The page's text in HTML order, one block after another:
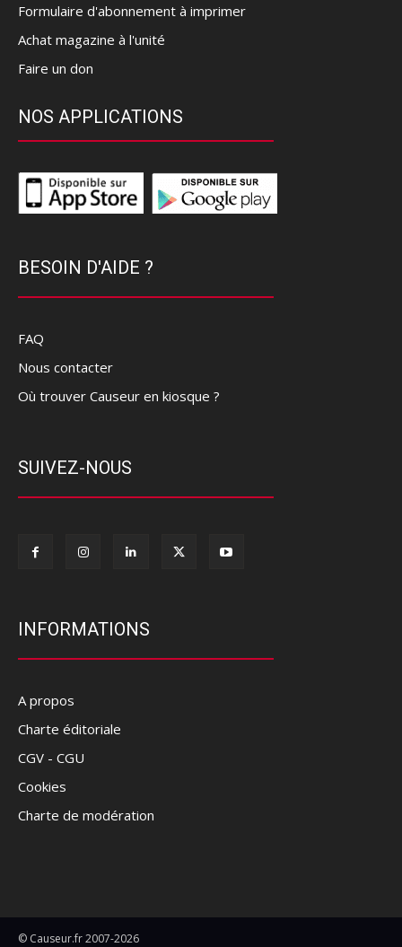
Formulaire d'abonnement à imprimer
Achat magazine à l'unité
Faire un don
NOS APPLICATIONS
BESOIN D'AIDE ?
FAQ
Nous contacter
Où trouver Causeur en kiosque ?
SUIVEZ-NOUS
INFORMATIONS
A propos
Charte éditoriale
CGV - CGU
Cookies
Charte de modération
© Causeur.fr 2007-2026